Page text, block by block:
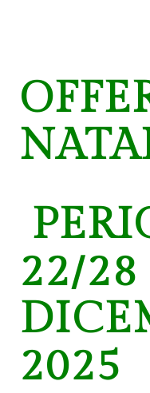
22/28
2025